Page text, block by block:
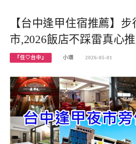
【台中逢甲住宿推薦】
市,2026飯店不踩雷真心
『住♡台中』 小環 2026-05-01